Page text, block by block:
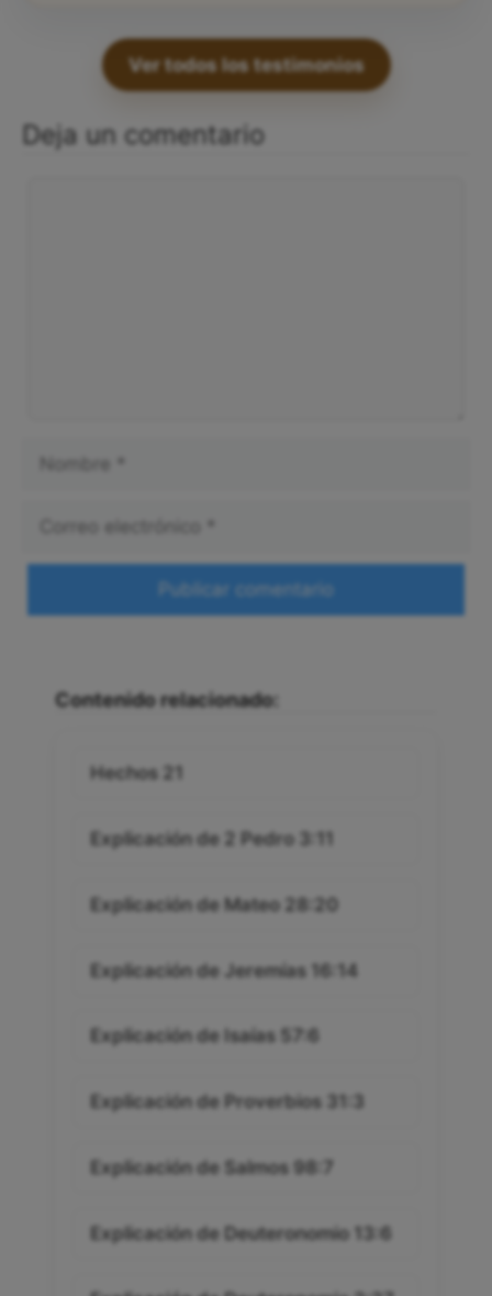
Ver todos los testimonios
Deja un comentario
Contenido relacionado:
Hechos 21
Explicación de 2 Pedro 3:11
Explicación de Mateo 28:20
Explicación de Jeremías 16:14
Explicación de Isaías 57:6
Explicación de Proverbios 31:3
Explicación de Salmos 98:7
Explicación de Deuteronomio 13:6